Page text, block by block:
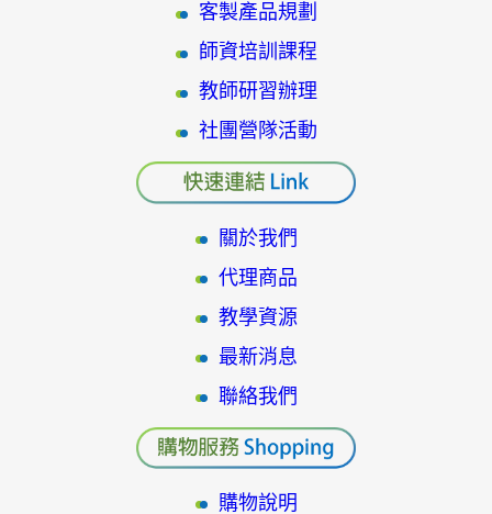
客製產品規劃
師資培訓課程
教師研習辦理
社團營隊活動
關於我們
代理商品
教學資源
最新消息
聯絡我們
購物說明